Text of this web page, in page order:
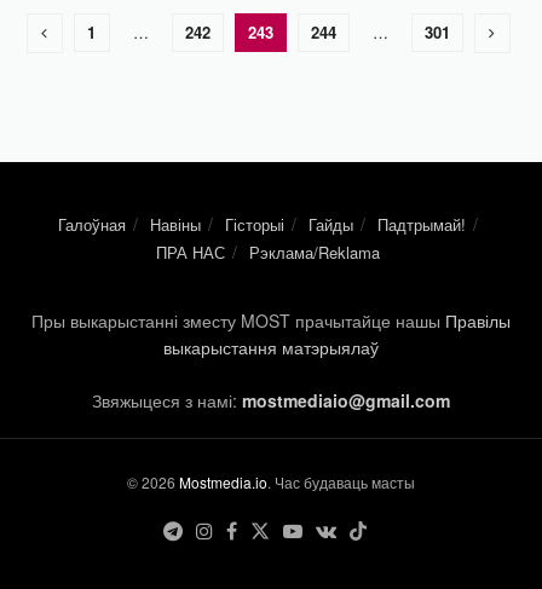
1 … 242 243 244 … 301
Галоўная Навіны Гісторыі Гайды
Падтрымай!
ПРА НАС
Рэклама/Reklama
Пры выкарыстанні зместу MOST прачытайце нашы Правілы
выкарыстання матэрыялаў
Звяжыцеся з намі: mostmediaio@gmail.com
© 2026 Mostmedia.io. Час будаваць масты